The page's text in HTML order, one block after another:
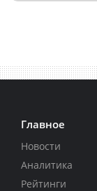
Главное
Новости
Аналитика
Рейтинги